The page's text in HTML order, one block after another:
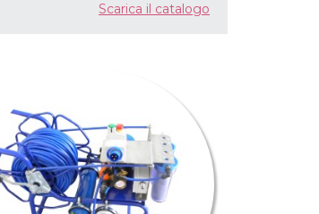
Scarica il catalogo